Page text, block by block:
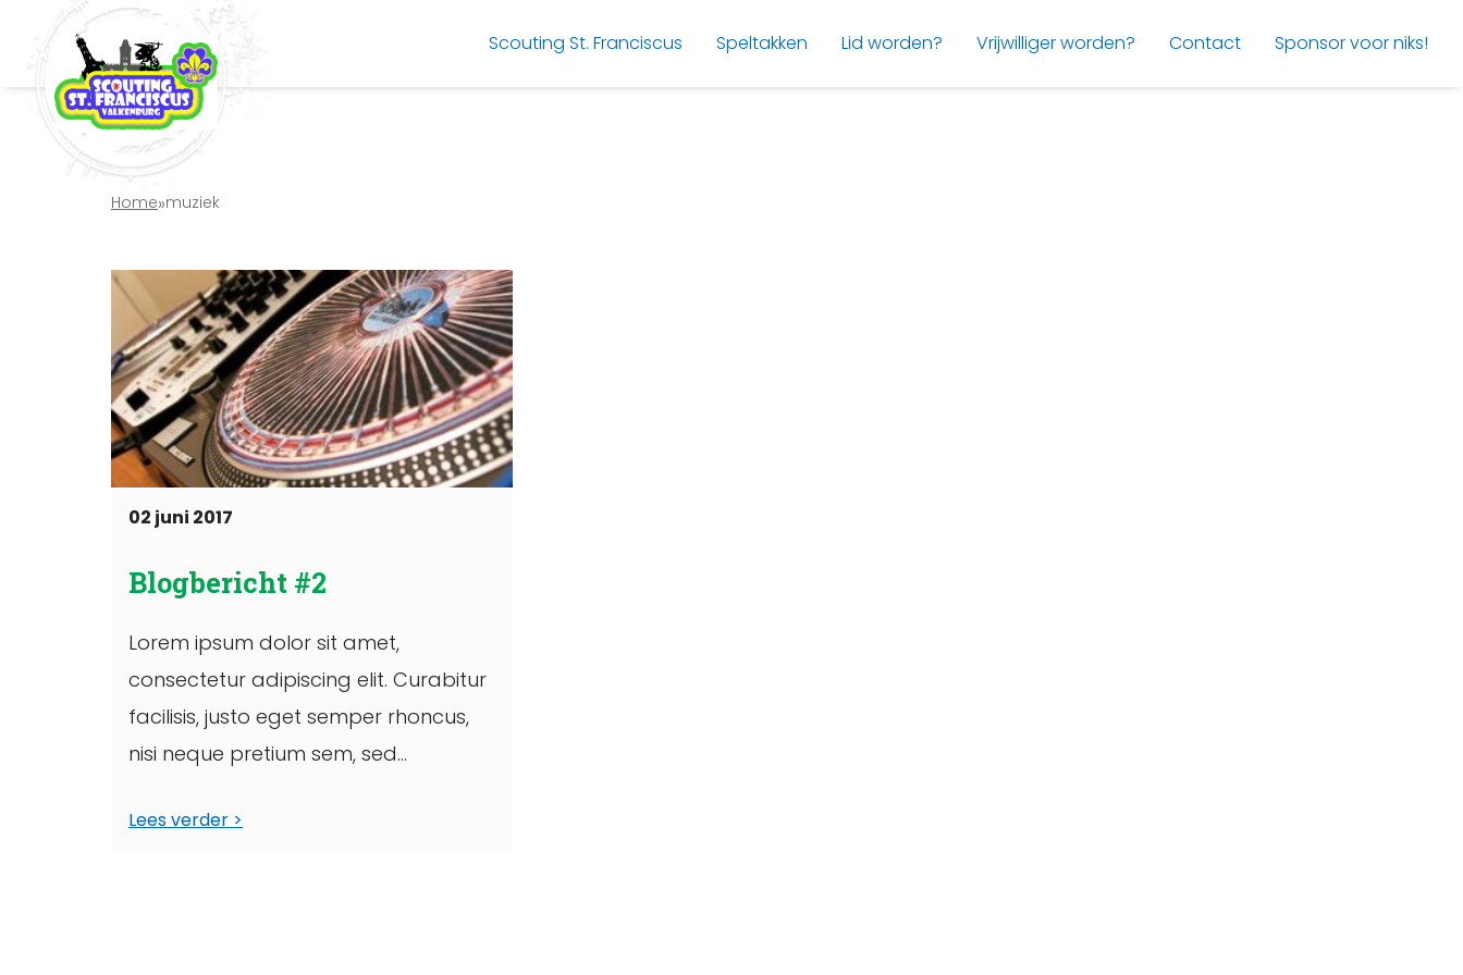
Scouting St. Franciscus Speltakken Lid worden? Vrijwilliger worden? Contact Sponsor voor niks!
Home»muziek
02 juni 2017
Blogbericht #2
Lorem ipsum dolor sit amet,
consectetur adipiscing elit. Curabitur
facilisis, justo eget semper rhoncus,
nisi neque pretium sem, sed
Lees verder